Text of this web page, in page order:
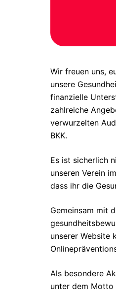
Wir freuen uns,
unsere
finanzielle
zahlreiche
verwurzelten
BKK.
Es ist sicherlich
unseren Verein
dass ihr die
Gemeinsam mit
unserer Website
Als besondere
unter dem Motto